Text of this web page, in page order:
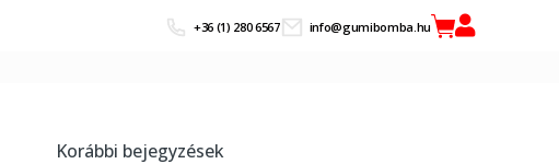
+36 (1) 280 6567 info@gumibomba.hu
Korábbi bejegyzések